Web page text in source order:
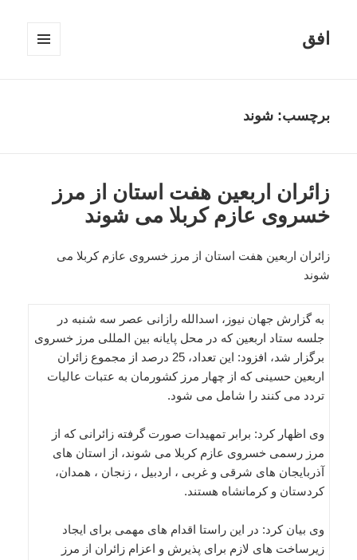
افق
برچسب:شوند
زائران اربعین هفت استان از مرز
خسروی عازم کربلا می شوند
زائران اربعین هفت استان از مرز خسروی عازم کربلا می
شوند
به گزارش جهان نیوز، اسدالله رازانی عصر سه شنبه در
جلسه ستاد اربعین که در محل پایانه بین المللی مرز خسروی
برگزار شد، افزود: این تعداد، 25 درصد از مجموع زائران
اربعین حسینی که از چهار مرز کشورمان به عتبات عالیات
تردد می کنند را شامل می شود.
وی اظهار کرد: برابر تمهیدات صورت گرفته زائرانی که از
مرز رسمی خسروی عازم کربلا می شوند، از استان های
آذربایجان های شرقی و غربی ، اردبیل ، زنجان ، همدان،
کردستان و کرمانشاه هستند.
وی بیان کرد: در این راستا اقدام های مهمی برای ایجاد
زیرساخت های لازم برای پذیرش و اعزام زائران از مرز